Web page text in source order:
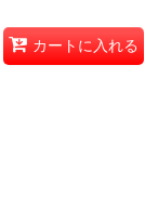
カートに入れる